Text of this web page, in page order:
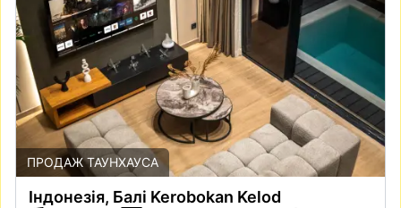
ПРОДАЖ ТАУНХАУСА
Iндонезiя, Балі Kerobokan Kelod